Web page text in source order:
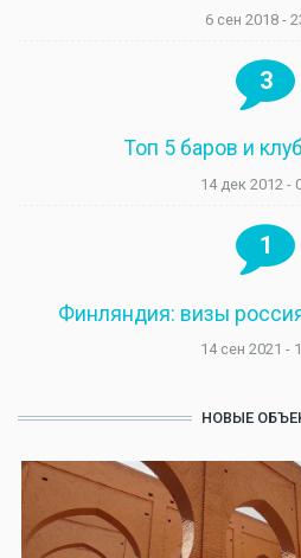
6 сен 2018 -
3
Топ 5 баров и
14 дек 2012 -
1
Финляндия: визы
14 сен 2021 -
НОВЫЕ